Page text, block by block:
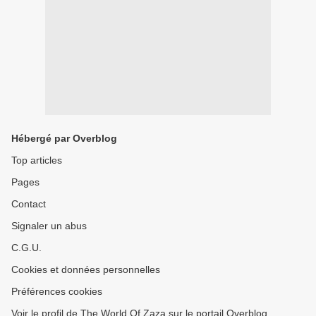
Hébergé par Overblog
Top articles
Pages
Contact
Signaler un abus
C.G.U.
Cookies et données personnelles
Préférences cookies
Voir le profil de The World Of Zaza sur le portail Overblog